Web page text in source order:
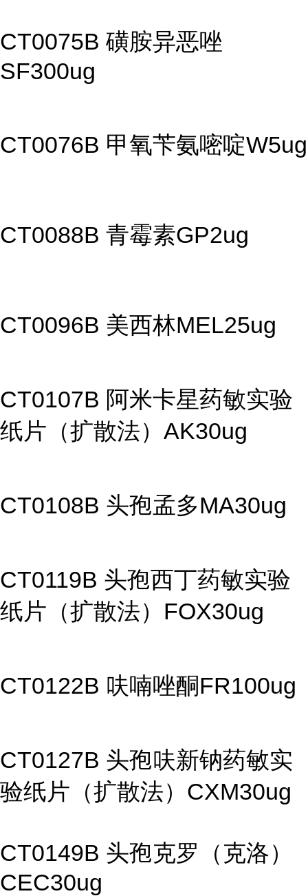
CT0075B 磺胺异恶唑
SF300ug
CT0076B 甲氧苄氨嘧啶W5ug
CT0088B 青霉素GP2ug
CT0096B 美西林MEL25ug
CT0107B 阿米卡星药敏实验
纸片（扩散法）AK30ug
CT0108B 头孢孟多MA30ug
CT0119B 头孢西丁药敏实验
纸片（扩散法）FOX30ug
CT0122B 呋喃唑酮FR100ug
CT0127B 头孢呋新钠药敏实
验纸片（扩散法）CXM30ug
CT0149B 头孢克罗（克洛）
CEC30ug